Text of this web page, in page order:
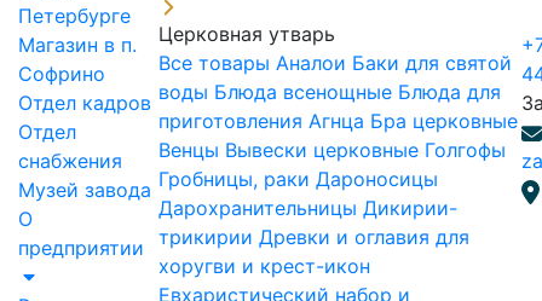
Петербурге
Магазин в п.
Софрино
Отдел кадров
Отдел
снабжения
Музей завода
О
предприятии
Церковная утварь
Все товары Аналои Баки для святой
воды Блюда всенощные Блюда для
приготовления Агнца Бра церковные
Венцы Вывески церковные Голгофы
Гробницы, раки Дароносицы
Дарохранительницы Дикирии-
трикирии Древки и оглавия для
хоругви и крест-икон
Евхаристический набор и